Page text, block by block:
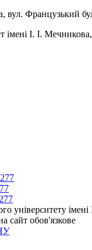
вул. Французький
імені І. І.
університету
сайт обов'язкове